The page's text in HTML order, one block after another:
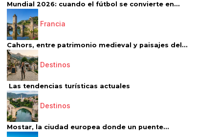
Mundial 2026: cuando el fútbol se convierte en...
Francia
Cahors, entre patrimonio medieval y paisajes del...
Destinos
Las tendencias turísticas actuales
Destinos
Mostar, la ciudad europea donde un puente...